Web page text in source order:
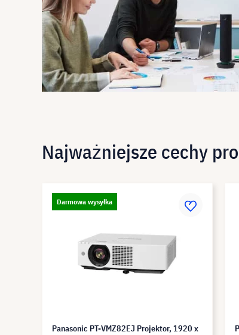
Najważniejsze cechy
Darmowa wysyłka
Panasonic PT-VMZ82EJ Projektor, 1920 x